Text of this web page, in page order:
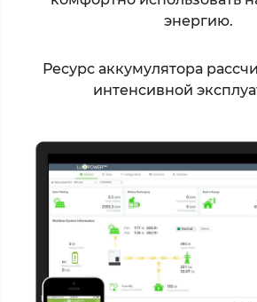
энергию.
Ресурс аккумулятора
интенсивной